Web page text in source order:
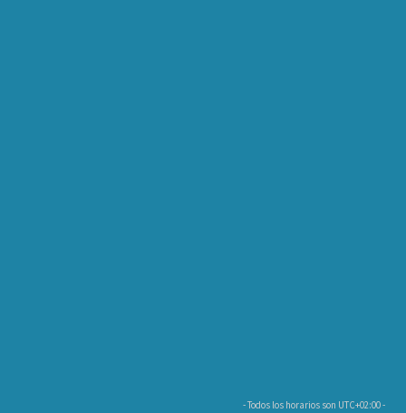
- Todos los horarios son UTC+02:00-